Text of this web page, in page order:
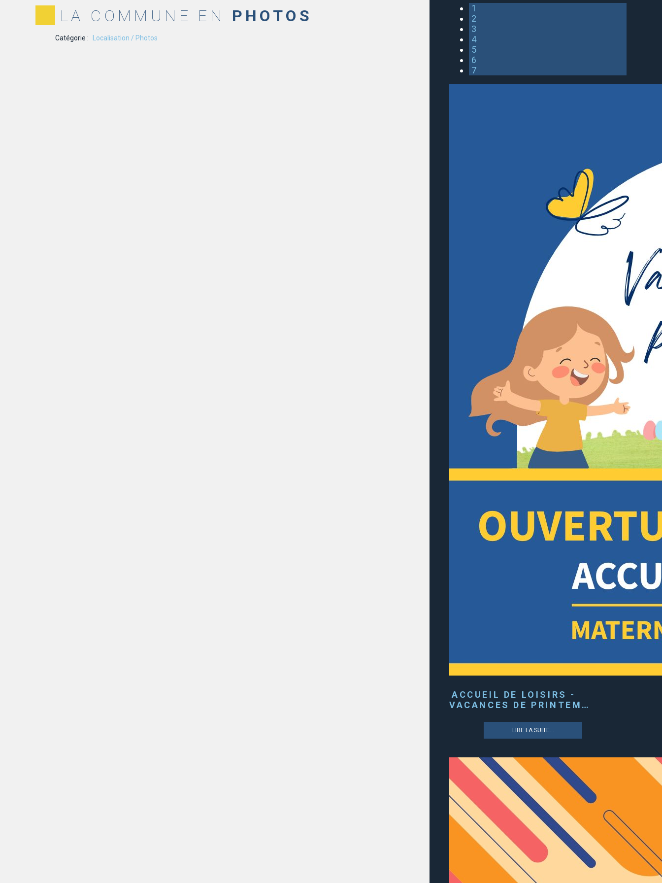
LA COMMUNE EN PHOTOS
Catégorie : Localisation / Photos
1
2
3
4
5
6
7
ACCUEIL DE LOISIRS -
VACANCES DE PRINTEM…
LIRE LA SUITE...